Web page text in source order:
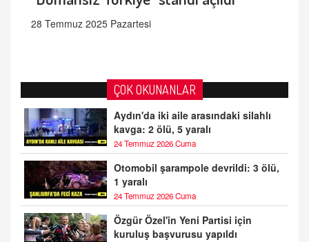
28 Temmuz 2025 Pazartesi
ÇOK OKUNANLAR
Aydın'da iki aile arasındaki silahlı
kavga: 2 ölü, 5 yaralı
24 Temmuz 2026 Cuma
Otomobil şarampole devrildi: 3 ölü,
1 yaralı
24 Temmuz 2026 Cuma
Özgür Özel'in Yeni Partisi için
kuruluş başvurusu yapıldı